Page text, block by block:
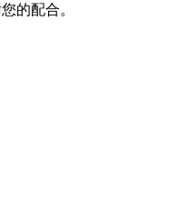
的配合。